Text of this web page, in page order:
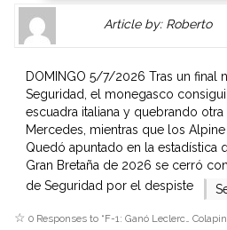
Gravatar
is
here.
Clickable
link
Author
page.
Article by: Robertolink
to
or
DOMINGO 5/7/2026 Tras un final
Seguridad, el monegasco
escuadra italiana y quebrando
Mercedes, mientras que los
Quedó apuntado en la estadística
Gran Bretaña de 2026 se cerró
de Seguridad por el despiste
0 Responses to “F-1: Ganó Leclerc…